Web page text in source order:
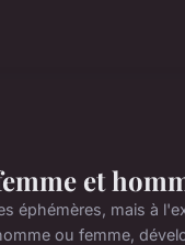
et
éphémères, mais à
ou femme,